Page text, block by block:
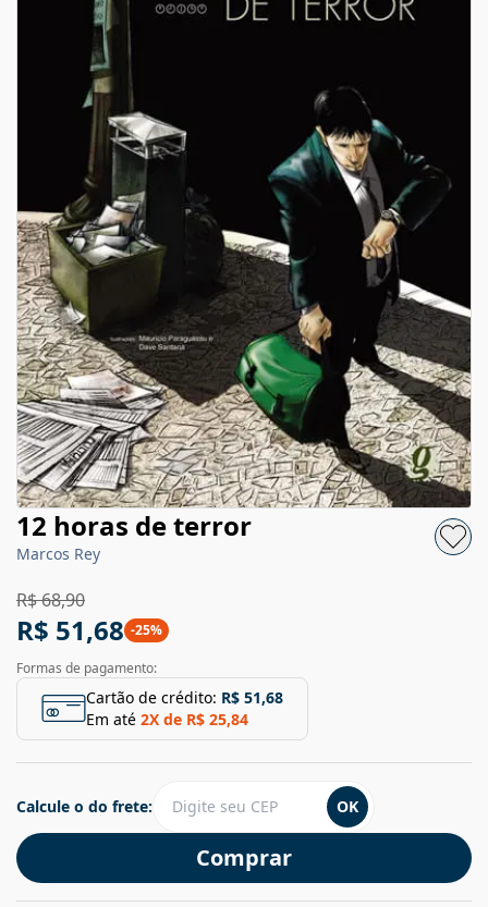
12 horas de terror
Marcos Rey
R$ 68,90
R$ 51,68 -25%
Formas de pagamento:
Cartão de crédito: R$ 51,68
Em até 2X de R$ 25,84
Comprar
Calcule o do frete: OK